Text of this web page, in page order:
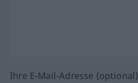
Ihre E-Mail-Adresse (optional)